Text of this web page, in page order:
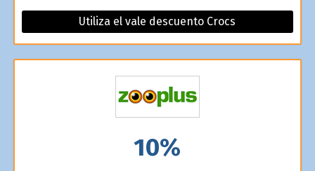
Utiliza el vale descuento Crocs
10%